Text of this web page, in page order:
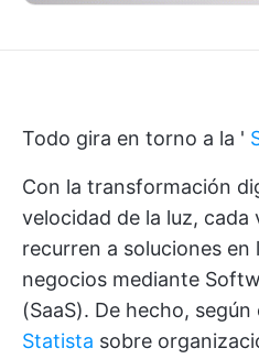
Todo gira en torno a la '
Con la transformación
velocidad de la luz, cada
recurren a soluciones en
negocios mediante
(SaaS). De hecho, según
Statista sobre